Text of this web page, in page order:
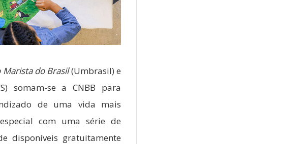
Marista do Brasil(Umbrasil) e
somam-se a CNBB para
de uma vida mais
com uma série de
disponíveis gratuitamente